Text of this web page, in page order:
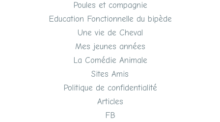
Poules et compagnie
Education Fonctionnelle du bipède
Une vie de Cheval
Mes jeunes années
La Comédie Animale
Sites Amis
Politique de confidentialité
Articles
FB